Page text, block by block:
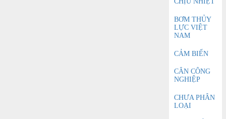
BƠM THỦY
LỰC VIỆT
NAM
CẢM BIẾN
CÂN CÔNG
NGHIỆP
CHƯA PHÂN
LOẠI